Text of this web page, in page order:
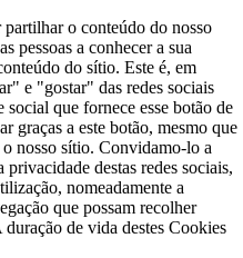
o conteúdo do nosso
pessoas a conhecer a sua
do sítio. Este é, em
e "gostar" das redes sociais
que fornece esse botão de
graças a este botão, mesmo que
nosso sítio. Convidamo-lo a
destas redes sociais,
nomeadamente a
que possam recolher
duração de vida destes Cookies